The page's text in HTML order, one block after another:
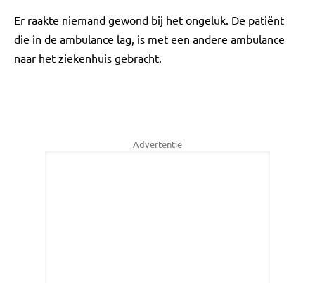
Er raakte niemand gewond bij het ongeluk. De patiënt
die in de ambulance lag, is met een andere ambulance
naar het ziekenhuis gebracht.
Advertentie